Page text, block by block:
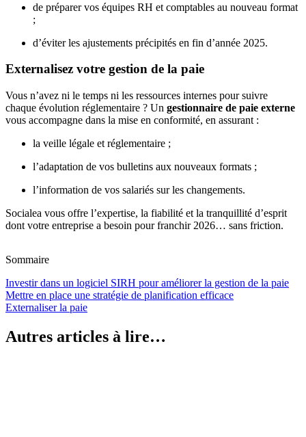
de préparer vos équipes RH et comptables au nouveau format
;
d’éviter les ajustements précipités en fin d’année 2025.
Externalisez votre gestion de la paie
Vous n’avez ni le temps ni les ressources internes pour suivre
chaque évolution réglementaire ? Un gestionnaire de paie externe
vous accompagne dans la mise en conformité, en assurant :
la veille légale et réglementaire ;
l’adaptation de vos bulletins aux nouveaux formats ;
l’information de vos salariés sur les changements.
Socialea vous offre l’expertise, la fiabilité et la tranquillité d’esprit
dont votre entreprise a besoin pour franchir 2026… sans friction.
Sommaire
Investir dans un logiciel SIRH pour améliorer la gestion de la paie
Mettre en place une stratégie de planification efficace
Externaliser la paie
Autres articles à lire…